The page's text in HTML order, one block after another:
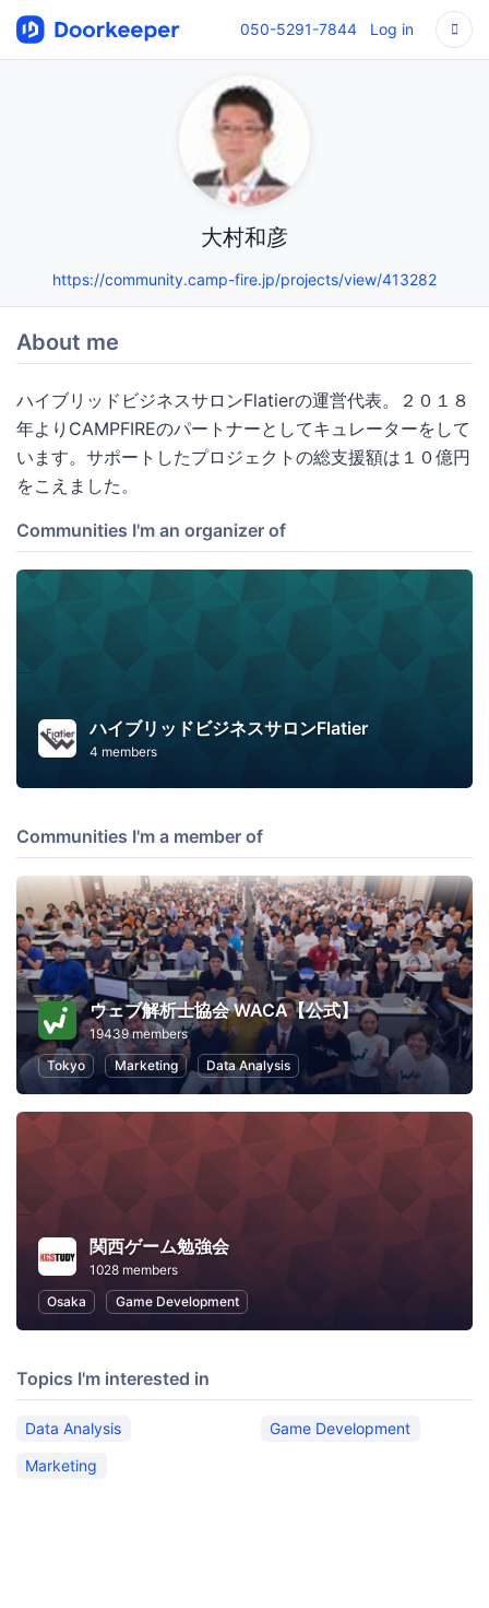
050-5291-7844 Log in
大村和彦
https://community.camp-fire.jp/projects/view/413282
About me
ハイブリッドビジネスサロンFlatierの運営代表。２０１８
年よりCAMPFIREのパートナーとしてキュレーターをして
います。サポートしたプロジェクトの総支援額は１０億円
をこえました。
Communities I'm an organizer of
ハイブリッドビジネスサロンFlatier
4 members
Communities I'm a member of
ウェブ解析士協会 WACA【公式】
19439 members
Tokyo
Marketing Data Analysis
関西ゲーム勉強会
1028 members
Osaka
Game Development
Topics I'm interested in
Data Analysis
Game Development
Marketing